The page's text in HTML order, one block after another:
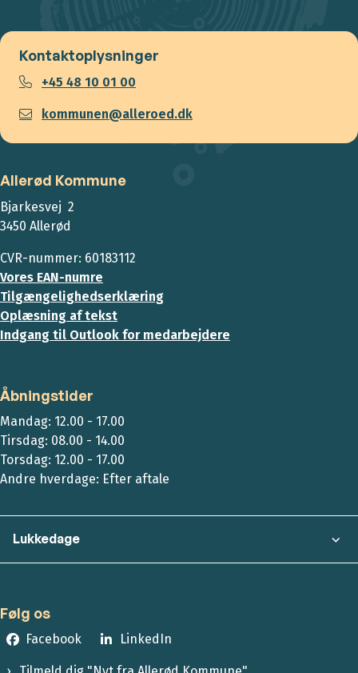
Kontaktoplysninger
+45 48 10 01 00
kommunen@alleroed.dk
Allerød Kommune
Bjarkesvej 2
3450 Allerød
CVR-nummer: 60183112
Vores EAN-numre
Tilgængelighedserklæring
Oplæsning af tekst
Indgang til Outlook for medarbejdere
Åbningstider
Mandag: 12.00 - 17.00
Tirsdag: 08.00 - 14.00
Torsdag: 12.00 - 17.00
Andre hverdage: Efter aftale
Lukkedage
Følg os
Facebook LinkedIn